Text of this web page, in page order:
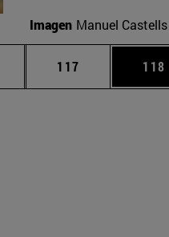
Imagen Manuel Castells
Páginas intermedias Use
Página
117 118